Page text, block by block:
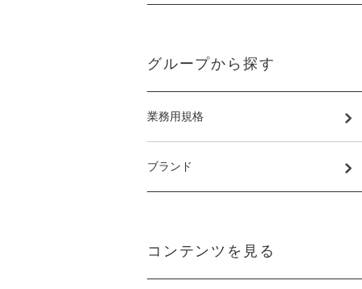
グループから探す
業務用規格
ブランド
コンテンツを見る